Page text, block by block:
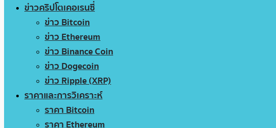
ข่าวคริปโตเคอเรนซี่
ข่าว Bitcoin
ข่าว Ethereum
ข่าว Binance Coin
ข่าว Dogecoin
ข่าว Ripple (XRP)
ราคาและการวิเคราะห์
ราคา Bitcoin
ราคา Ethereum